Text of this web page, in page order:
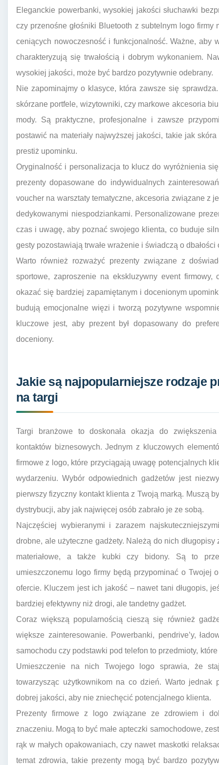
Eleganckie powerbanki, wysokiej jakości słuchawki
czy przenośne głośniki Bluetooth z subtelnym logo firmy
ceniących nowoczesność i funkcjonalność. Ważne, aby
charakteryzują się trwałością i dobrym wykonaniem.
wysokiej jakości, może być bardzo pozytywnie odebrany.
Nie zapominajmy o klasyce, która zawsze się
skórzane portfele, wizytowniki, czy markowe akcesoria
mody. Są praktyczne, profesjonalne i zawsze
postawić na materiały najwyższej jakości, takie jak
prestiż upominku.
Oryginalność i personalizacja to klucz do wyróżnienia
prezenty dopasowane do indywidualnych
voucher na warsztaty tematyczne, akcesoria związane z
dedykowanymi niespodziankami. Personalizowane
czas i uwagę, aby poznać swojego klienta, co buduje
gesty pozostawiają trwałe wrażenie i świadczą o dbałości
Warto również rozważyć prezenty związane z
sportowe, zaproszenie na ekskluzywny event
okazać się bardziej zapamiętanym i docenionym
budują emocjonalne więzi i tworzą pozytywne
kluczowe jest, aby prezent był dopasowany do
doceniony.
Jakie są najpopularniejsze rodzaje
na targi
Targi branżowe to doskonała okazja do
kontaktów biznesowych. Jednym z kluczowych
firmowe z logo, które przyciągają uwagę potencjalnych
wydarzeniu. Wybór odpowiednich gadżetów jest
pierwszy fizyczny kontakt klienta z Twoją marką. Muszą
dystrybucji, aby jak najwięcej osób zabrało je ze sobą.
Najczęściej wybieranymi i zarazem
drobne, ale użyteczne gadżety. Należą do nich
materiałowe, a także kubki czy bidony. Są to
umieszczonemu logo firmy będą przypominać o Twojej
ofercie. Kluczem jest ich jakość – nawet tani długopis,
bardziej efektywny niż drogi, ale tandetny gadżet.
Coraz większą popularnością cieszą się również
większe zainteresowanie. Powerbanki, pendrive’y,
samochodu czy podstawki pod telefon to przedmioty,
Umieszczenie na nich Twojego logo sprawia, że
towarzysząc użytkownikom na co dzień. Warto jednak
dobrej jakości, aby nie zniechęcić potencjalnego klienta.
Prezenty firmowe z logo związane ze zdrowiem i
znaczeniu. Mogą to być małe apteczki samochodowe,
rąk w małych opakowaniach, czy nawet maskotki
temat zdrowia, takie prezenty mogą być bardzo